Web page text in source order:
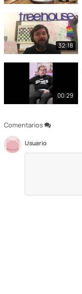
Comentarios
Usuario
32:18
00:29